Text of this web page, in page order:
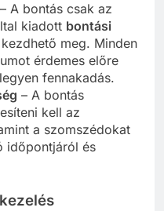
– A bontás csak az
kiadott bontási
meg. Minden
érdemes előre
fennakadás.
– A bontás
kell az
a szomszédokat
időpontjáról és